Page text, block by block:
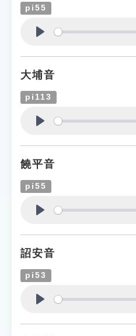
pi55
大埔音
pi113
饒平音
pi55
詔安音
pi53